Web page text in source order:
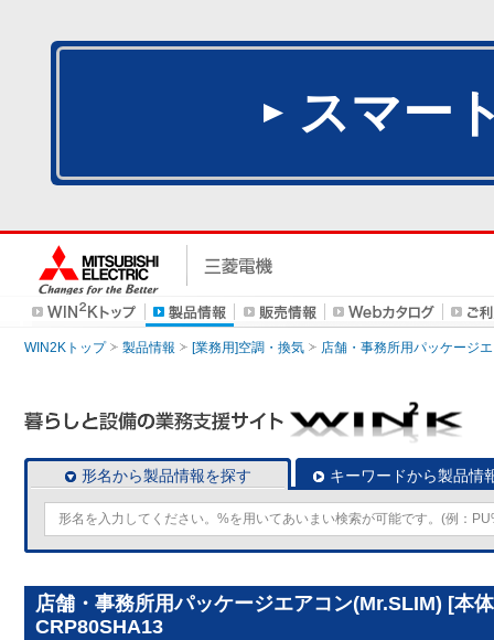
スマー
WIN2Kトップ 製品情報 [業務用]空調・換気 店舗・事務所用パッケージ
形名から製品情報を探す キーワードから製品情
店舗・事務所用パッケージエアコン(Mr.SLIM) [本
CRP80SHA13